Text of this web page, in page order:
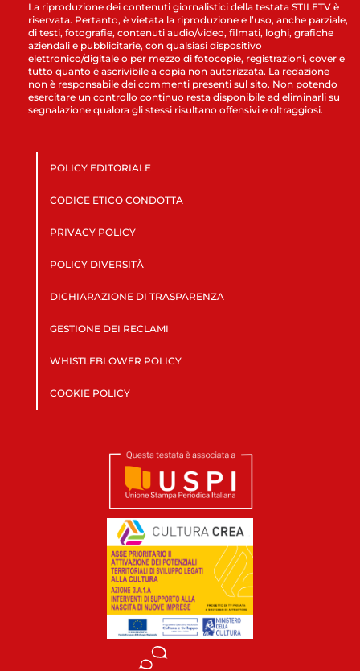
La riproduzione dei contenuti giornalistici della testata STILETV è
riservata. Pertanto, è vietata la riproduzione e l’uso, anche parziale,
di testi, fotografie, contenuti audio/video, filmati, loghi, grafiche
aziendali e pubblicitarie, con qualsiasi dispositivo
elettronico/digitale o per mezzo di fotocopie, registrazioni, cover e
tutto quanto è ascrivibile a copia non autorizzata. La redazione
non è responsabile dei commenti presenti sul sito. Non potendo
esercitare un controllo continuo resta disponibile ad eliminarli su
segnalazione qualora gli stessi risultano offensivi e oltraggiosi.
POLICY EDITORIALE
CODICE ETICO CONDOTTA
PRIVACY POLICY
POLICY DIVERSITÀ
DICHIARAZIONE DI TRASPARENZA
GESTIONE DEI RECLAMI
WHISTLEBLOWER POLICY
COOKIE POLICY